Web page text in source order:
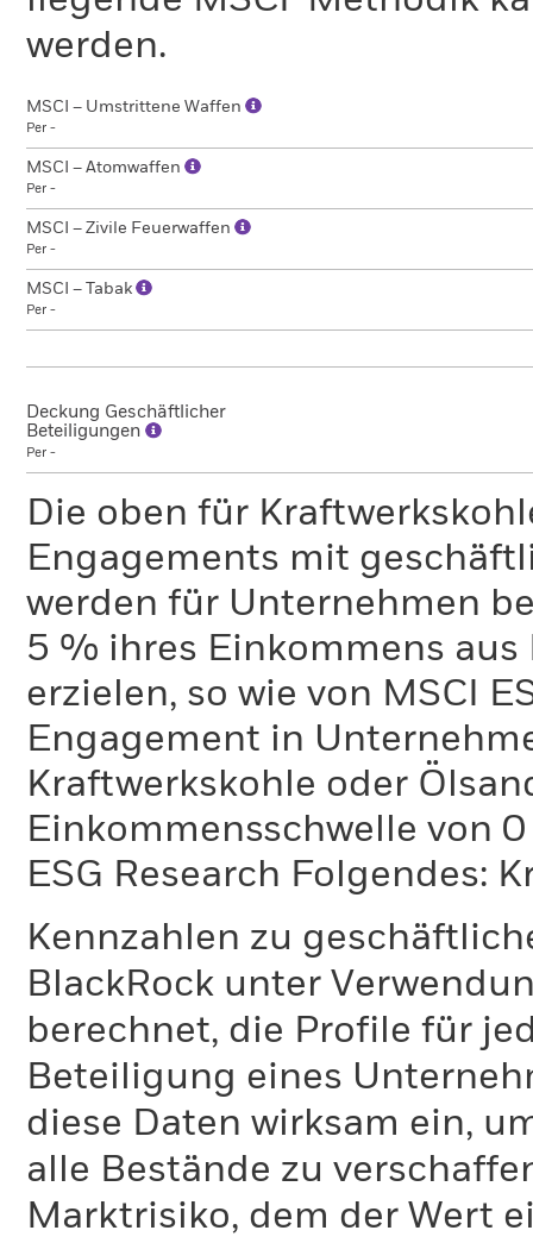
werden.
MSCI – Umstrittene Waffen
Per -
MSCI – Atomwaffen
Per -
MSCI – Zivile Feuerwaffen
Per -
MSCI – Tabak
Per -
Deckung Geschäftlicher
Beteiligungen
Per -
Die oben für
Engagements mit
werden für Unternehmen
5 % ihres Einkommens
erzielen, so wie von MSCI
Engagement in
Kraftwerkskohle oder
Einkommensschwelle von
ESG Research Folgendes:
Kennzahlen zu
BlackRock unter
berechnet, die Profile für
Beteiligung eines
diese Daten wirksam ein,
alle Bestände zu
Marktrisiko, dem der Wert